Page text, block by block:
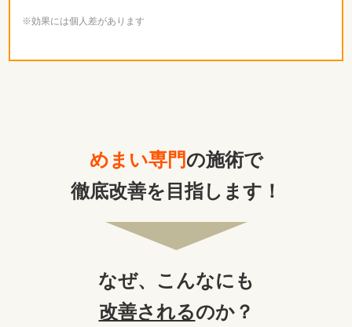
※効果には個人差があります
めまい専門の施術で
徹底改善を目指します！
なぜ、 こんなにも
改善されるのか？